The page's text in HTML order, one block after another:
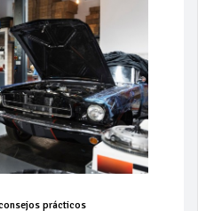
prácticos